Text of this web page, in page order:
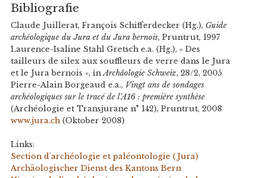
Bibliografie
Claude Juillerat, François Schifferdecker (Hg.), Guide
archéologique du Jura et du Jura bernois, Pruntrut, 1997
Laurence-Isaline Stahl Gretsch e.a. (Hg.), « Des
tailleurs de silex aux souffleurs de verre dans le Jura
et le Jura bernois », inArchäologie Schweiz, 28/2, 2005
Pierre-Alain Borgeaud e.a., Vingt ans de sondages
archéologiques sur le tracé de l'A16 : première synthèse
(Archéologie et Transjurane n° 142), Pruntrut, 2008
www.jura.ch(Oktober 2008)
Links:
Section d'archéologie et paléontologie (Jura)
Archäologischer Dienst des Kantons Bern